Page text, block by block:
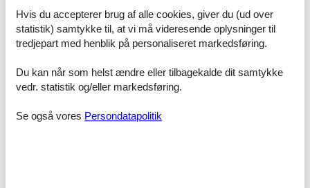
Hvis der en sjælden gang sker en smutter i vores priskontrol,
udbetaler vi dig hele prisforskellen. Pengene bliver indsat direkte på
din konto.
forbindelse med din søgning efter et sommerhus Hvide Sande
privat Slusen, så kontakt os endelig. Send en mail til info@feline.dk
Kundevurderinger af Feline Holidays
Hvis du accepterer brug af alle cookies, giver du (ud over
statistik) samtykke til, at vi må videresende oplysninger til
tredjepart med henblik på personaliseret markedsføring.
Du kan når som helst ændre eller tilbagekalde dit samtykke
vedr. statistik og/eller markedsføring.
Se også vores Persondatapolitik